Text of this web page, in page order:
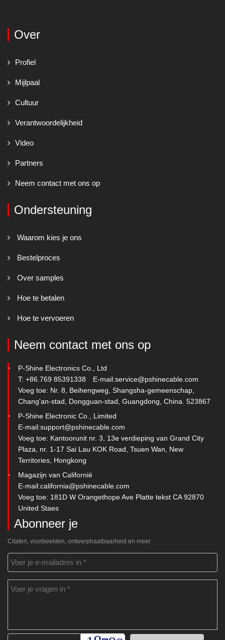
Over
Profiel
Mijlpaal
Cultuur
Verantwoordelijkheid
Video
Partners
Neem contact met ons op
Ondersteuning
Waarom kies je ons
Bestelproces
Over samples
Hoe te betalen
Hoe te vervoeren
Neem contact met ons op
P-Shine Electronics Co., Ltd
T: +86.769 85391338
E-mail:service@pshinecable.com
Voeg toe: Nr. 8, Beihengweg, Shangsha-gemeenschap,
Chang'an-stad, Dongguan-stad, Guangdong, China. 523867
P-Shine Electronic Co., Limited
E-mail:support@pshinecable.com
Voeg toe: Kantoorunit nr. 3, 13e verdieping van Grand City
Plaza, nr. 1-17 Sai Lau KOK Road, Tsuen Wan, New
Territories, Hongkong
Magazijn van Californië
E-mail:california@pshinecable.com
Voeg toe: 181D W Orangethope Ave Platte tekst CA 92870
United Staes
Abonneer je
Citaten, voorbeelden, ontwerphaalbaarheid en meer